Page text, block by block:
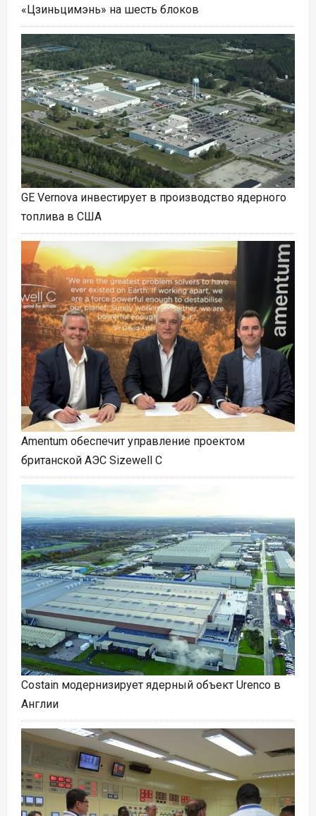
«Цзиньцимэнь» на шесть блоков
GE Vernova инвестирует в производство ядерного
топлива в США
Amentum обеспечит управление проектом
британской АЭС Sizewell C
Costain модернизирует ядерный объект Urenco в
Англии